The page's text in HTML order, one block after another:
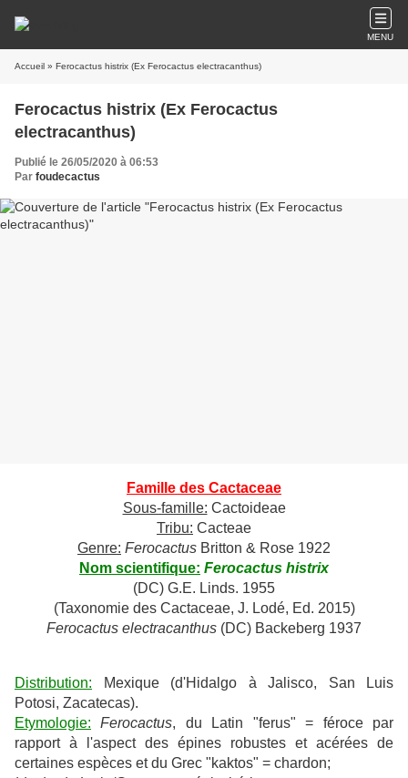
MENU
Accueil » Ferocactus histrix (Ex Ferocactus electracanthus)
Ferocactus histrix (Ex Ferocactus
electracanthus)
Publié le 26/05/2020 à 06:53
Par foudecactus
Famille des Cactaceae
Sous-famille: Cactoideae
Tribu: Cacteae
Genre: Ferocactus Britton & Rose 1922
Nom scientifique: Ferocactus histrix
(DC) G.E. Linds. 1955
(Taxonomie des Cactaceae, J. Lodé, Ed. 2015)
Ferocactus electracanthus (DC) Backeberg 1937
Distribution: Mexique (d'Hidalgo à Jalisco, San Luis
Potosi, Zacatecas).
Etymologie:
Ferocactus, du Latin "ferus" = féroce par
rapport à l'aspect des épines robustes et acérées de
certaines espèces et du Grec "kaktos" = chardon;